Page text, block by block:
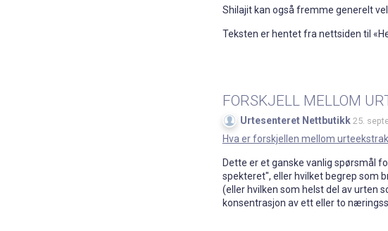
Shilajit kan også fremme generelt
Teksten er hentet fra nettsiden til
FORSKJELL MELLOM
Urtesenteret Nettbutikk 25.
Hva er forskjellen mellom
Dette er et ganske vanlig spørsmål
spekteret", eller hvilket begrep som
(eller hvilken som helst del av urten
konsentrasjon av ett eller to